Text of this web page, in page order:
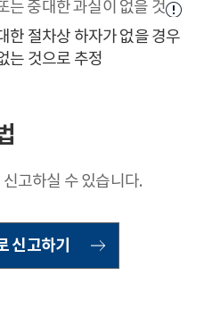
는 중대한 과실이 없을 것
한 절차상 하자가 없을 경우
는 것으로 추정
고하실 수 있습니다.
신고하기